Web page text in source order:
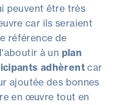
peuvent être très
car ils seraient
référence de
à un plan
adhèrentcar
ajoutée des bonnes
en œuvre tout en